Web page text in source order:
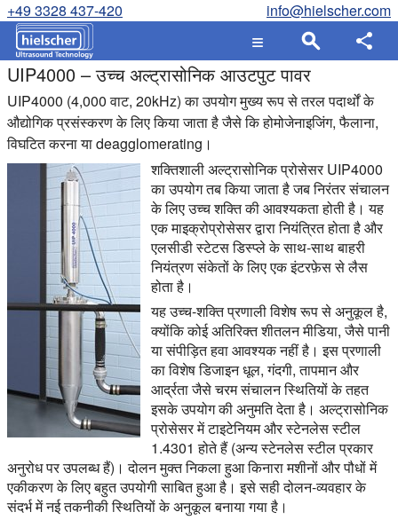
+49 3328 437-420 info@hielscher.com
UIP4000 – उच्च अल्ट्रासोनिक आउटपुट पावर
UIP4000 (4,000 वाट, 20kHz) का उपयोग मुख्य रूप से तरल पदार्थों के
औद्योगिक प्रसंस्करण के लिए किया जाता है जैसे कि होमोजेनाइजिंग, फैलाना,
विघटित करना या deagglomerating।
शक्तिशाली अल्ट्रासोनिक प्रोसेसर UIP4000
का उपयोग तब किया जाता है जब निरंतर संचालन
के लिए उच्च शक्ति की आवश्यकता होती है। यह
एक माइक्रोप्रोसेसर द्वारा नियंत्रित होता है और
एलसीडी स्टेटस डिस्प्ले के साथ-साथ बाहरी
नियंत्रण संकेतों के लिए एक इंटरफ़ेस से लैस
होता है।
यह उच्च-शक्ति प्रणाली विशेष रूप से अनुकूल है,
क्योंकि कोई अतिरिक्त शीतलन मीडिया, जैसे पानी
या संपीड़ित हवा आवश्यक नहीं है। इस प्रणाली
का विशेष डिजाइन धूल, गंदगी, तापमान और
आर्द्रता जैसे चरम संचालन स्थितियों के तहत
इसके उपयोग की अनुमति देता है। अल्ट्रासोनिक
प्रोसेसर में टाइटेनियम और स्टेनलेस स्टील
1.4301 होते हैं (अन्य स्टेनलेस स्टील प्रकार
अनुरोध पर उपलब्ध हैं)। दोलन मुक्त निकला हुआ किनारा मशीनों और पौधों में
एकीकरण के लिए बहुत उपयोगी साबित हुआ है। इसे सही दोलन-व्यवहार के
संदर्भ में नई तकनीकी स्थितियों के अनुकूल बनाया गया है।